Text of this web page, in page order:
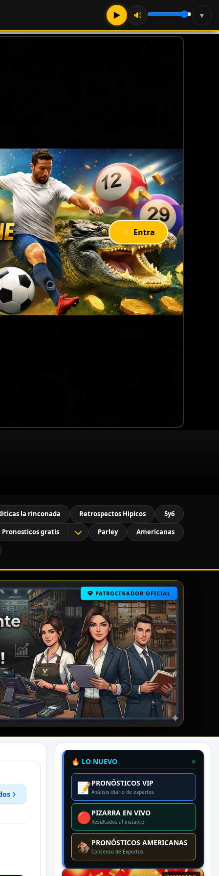
▶ 🔊 ▾
⚡ Entra
la rinconada Retrospectos Hipicos 5y6
Pronosticos gratis Parley Americanas
PATROCINADOR OFICIAL
🔥 LO NUEVO
📝PRONÓSTICOS VIP
Análisis diario de expertos
🔴PIZARRA EN VIVO
Resultados al instante
🏇PRONÓSTICOS AMERICANAS
Consenso de Expertos